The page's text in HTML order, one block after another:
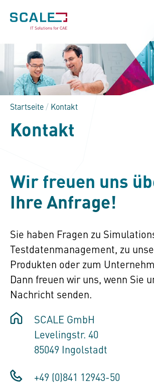
Startseite / Kontakt
Kontakt
Wir freuen uns
Ihre Anfrage!
Sie haben Fragen zu
Testdatenmanagement, zu
Produkten oder zum
Dann freuen wir uns, wenn Sie
Nachricht senden.
SCALE GmbH
Levelingstr. 40
85049 Ingolstadt
+49 (0)841 12943-50